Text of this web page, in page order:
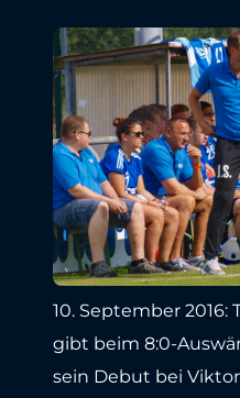
10. September 2016:
gibt beim 8:0-
sein Debut bei